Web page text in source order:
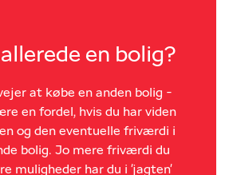
en bolig?
at købe en anden bolig -
en fordel, hvis du har viden
og den eventuelle friværdi i
bolig. Jo mere friværdi du
muligheder har du i 'jagten'